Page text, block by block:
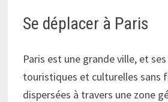
Se déplacer à Paris
Paris est une grande ville, et
touristiques et culturelles sans
dispersées à travers une zone